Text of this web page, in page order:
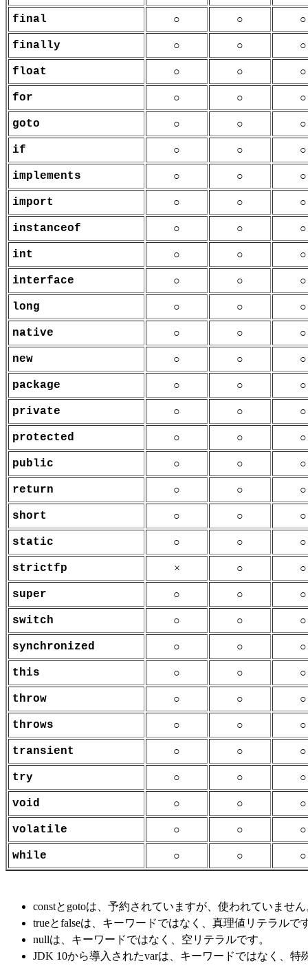
final ○ ○ ○
finally ○ ○ ○
float ○ ○ ○
for ○ ○ ○
goto ○ ○ ○
if ○ ○ ○
implements ○ ○ ○
import ○ ○ ○
instanceof ○ ○ ○
int ○ ○ ○
interface ○ ○ ○
long ○ ○ ○
native ○ ○ ○
new ○ ○ ○
package ○ ○ ○
private ○ ○ ○
protected ○ ○ ○
public ○ ○ ○
return ○ ○ ○
short ○ ○ ○
static ○ ○ ○
strictfp × ○ ○
super ○ ○ ○
switch ○ ○ ○
synchronized ○ ○ ○
this ○ ○ ○
throw ○ ○ ○
throws ○ ○ ○
transient ○ ○ ○
try ○ ○ ○
void ○ ○ ○
volatile ○ ○ ○
while ○ ○ ○
constとgotoは、予約されていますが、使われていませ
trueとfalseは、キーワードではなく、真理値リテラルで
nullは、キーワードではなく、空リテラルです。
JDK 10から導入されたvarは、キーワードではなく、特